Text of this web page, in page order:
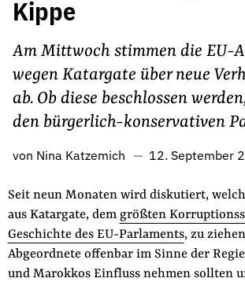
Publikationen und Material
Lobbykritische Stadtführungen
Unsere Schwerpunkte
Lobbykontrolle und Regeln
Lobbyismus und Klima
Fördermitglied werden
Jetzt Spenden
Geschenkspende
Bußgelder und Geldauflagen
Kippe
Am Mittwoch stimmen die EU-
wegen Katargate über neue
ab. Ob diese beschlossen
den bürgerlich-konservativen
von Nina Katzemich 12. September
Seit neun Monaten wird diskutiert,
aus Katargate, dem größten
Geschichte des EU-Parlaments, zu
Abgeordnete offenbar im Sinne der
und Marokkos Einfluss nehmen sollten